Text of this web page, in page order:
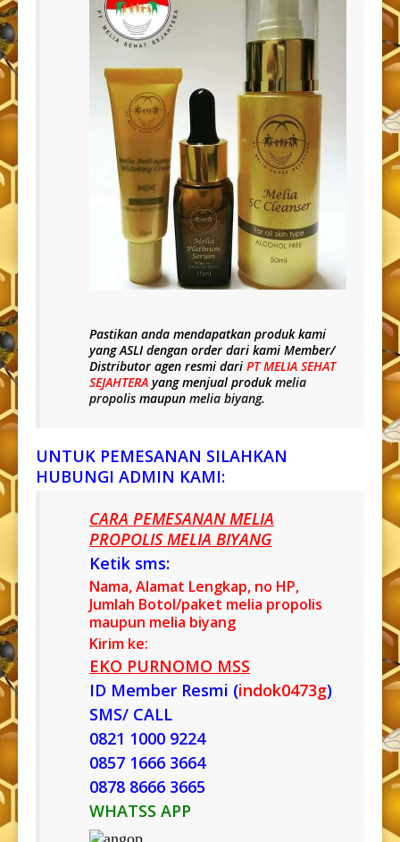
Pastikan anda mendapatkan produk kami
yangASLIdengan order dari kami Member/
Distributor agen resmi dari PT MELIA SEHAT
SEJAHTERA yang menjual produkmelia
propolis maupun melia biyang.
UNTUK PEMESANAN SILAHKAN
HUBUNGI ADMIN KAMI:
CARA PEMESANAN MELIA
PROPOLIS MELIA BIYANG
Ketik sms:
Nama, Alamat Lengkap, no HP,
Jumlah Botol/paket melia propolis
maupun melia biyang
Kirim ke:
EKO PURNOMO MSS
ID Member Resmi (indok0473g)
SMS/ CALL
0821 1000 9224
0857 1666 3664
0878 8666 3665
WHATSS APP